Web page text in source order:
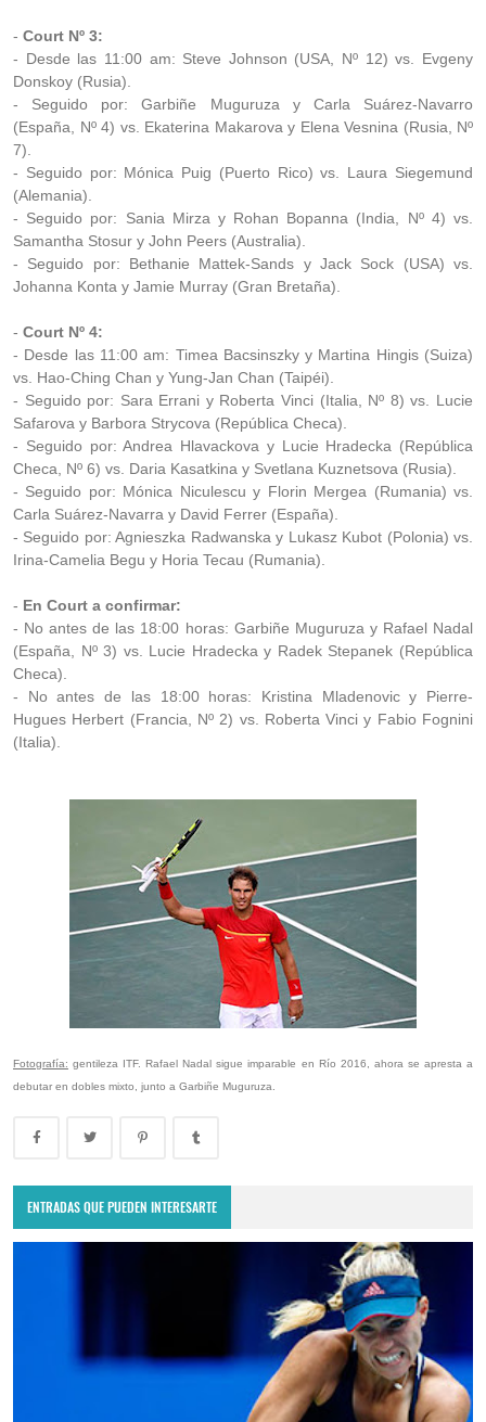
- Court Nº 3:
- Desde las 11:00 am: Steve Johnson (USA, Nº 12) vs. Evgeny
Donskoy (Rusia).
- Seguido por: Garbiñe Muguruza y Carla Suárez-Navarro
(España, Nº 4) vs. Ekaterina Makarova y Elena Vesnina (Rusia, Nº
7).
- Seguido por: Mónica Puig (Puerto Rico) vs. Laura Siegemund
(Alemania).
- Seguido por: Sania Mirza y Rohan Bopanna (India, Nº 4) vs.
Samantha Stosur y John Peers (Australia).
- Seguido por: Bethanie Mattek-Sands y Jack Sock (USA) vs.
Johanna Konta y Jamie Murray (Gran Bretaña).
- Court Nº 4:
- Desde las 11:00 am: Timea Bacsinszky y Martina Hingis (Suiza)
vs. Hao-Ching Chan y Yung-Jan Chan (Taipéi).
- Seguido por: Sara Errani y Roberta Vinci (Italia, Nº 8) vs. Lucie
Safarova y Barbora Strycova (República Checa).
- Seguido por: Andrea Hlavackova y Lucie Hradecka (República
Checa, Nº 6) vs. Daria Kasatkina y Svetlana Kuznetsova (Rusia).
- Seguido por: Mónica Niculescu y Florin Mergea (Rumania) vs.
Carla Suárez-Navarra y David Ferrer (España).
- Seguido por: Agnieszka Radwanska y Lukasz Kubot (Polonia) vs.
Irina-Camelia Begu y Horia Tecau (Rumania).
- En Court a confirmar:
- No antes de las 18:00 horas: Garbiñe Muguruza y Rafael Nadal
(España, Nº 3) vs. Lucie Hradecka y Radek Stepanek (República
Checa).
- No antes de las 18:00 horas: Kristina Mladenovic y Pierre-
Hugues Herbert (Francia, Nº 2) vs. Roberta Vinci y Fabio Fognini
(Italia).
Fotografía: gentileza ITF. Rafael Nadal sigue imparable en Río 2016, ahora se apresta a
debutar en dobles mixto, junto a Garbiñe Muguruza.
ENTRADAS QUE PUEDEN INTERESARTE